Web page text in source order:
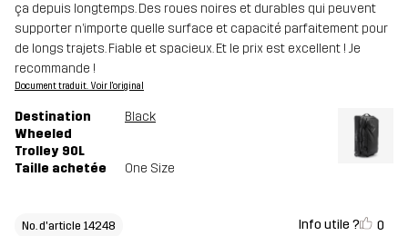
ça depuis longtemps. Des roues noires et durables qui peuvent
supporter n’importe quelle surface et capacité parfaitement pour
de longs trajets. Fiable et spacieux. Et le prix est excellent ! Je
recommande !
Document traduit. Voir l'original
Destination
Wheeled
Trolley 90L
Black
Taille achetée One Size
No. d'article 14248 Info utile ? 0